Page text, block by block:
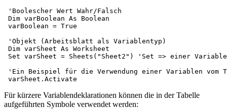
'Boolescher Wert Wahr/Falsch
Dim varBoolean As Boolean
varBoolean = True
'Objekt (Arbeitsblatt als Variablentyp)
Dim varSheet As Worksheet
Set varSheet = Sheets("Sheet2") 'Set => einer
'Ein Beispiel für die Verwendung einer Variablen vom
Für kürzere Variablendeklarationen können die in der Tabelle
aufgeführten Symbole verwendet werden: